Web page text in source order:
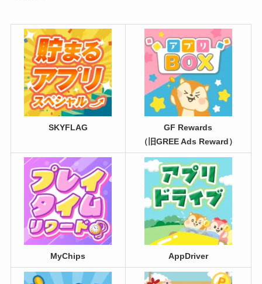
SKYFLAG
GF Rewards
（旧GREE Ads Reward）
MyChips AppDriver